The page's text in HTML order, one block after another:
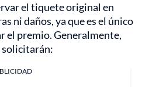
el tiquete original en
ni daños, ya que es el único
el premio. Generalmente,
solicitarán: